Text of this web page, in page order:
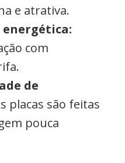
e atrativa.
com
de
placas são feitas
pouca